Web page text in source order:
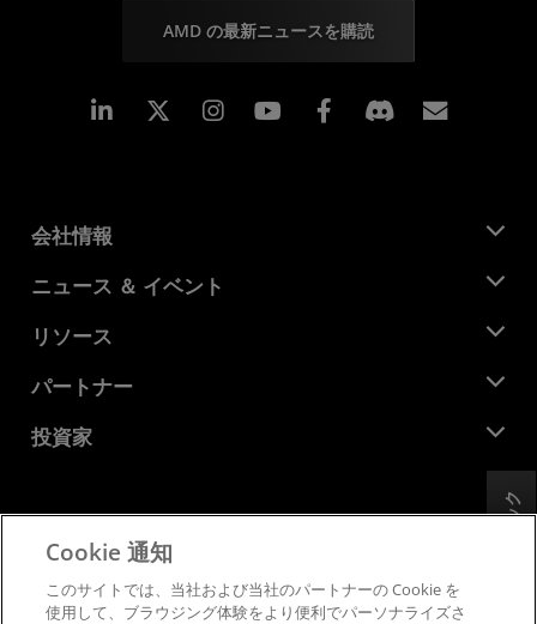
AMD の最新ニュースを購読
Linkedin Instagram Facebook
会社情報
AMD について
企業責任
お問い合わせ
ニュース ＆ イベント
ニュースルーム
メディア ライブラリ
リソース
デベロッパー セントラル
ケース スタディ
パートナー
AMD パートナー ハブ
投資家
財務情報
取締役会
ガバナンス報告書
SEC 提出書類
プライバシー
商標
フィードバック
Cookie 通知
このサイトでは、当社および当社のパートナーの Cookie を
使用して、ブラウジング体験をより便利でパーソナライズさ